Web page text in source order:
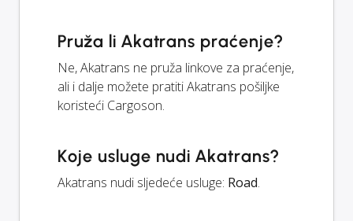
Pruža li Akatrans praćenje?
Ne, Akatrans ne pruža linkove za praćenje,
ali i dalje možete pratiti Akatrans pošiljke
koristeći Cargoson.
Koje usluge nudi Akatrans?
Akatrans nudi sljedeće usluge: Road.